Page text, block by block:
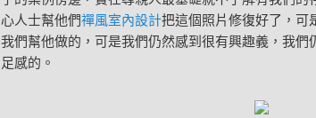
心人士幫他們禪風室內設計把這個照片修復好了，可
我們幫他做的，可是我們仍然感到很有興趣義，我
足感的。